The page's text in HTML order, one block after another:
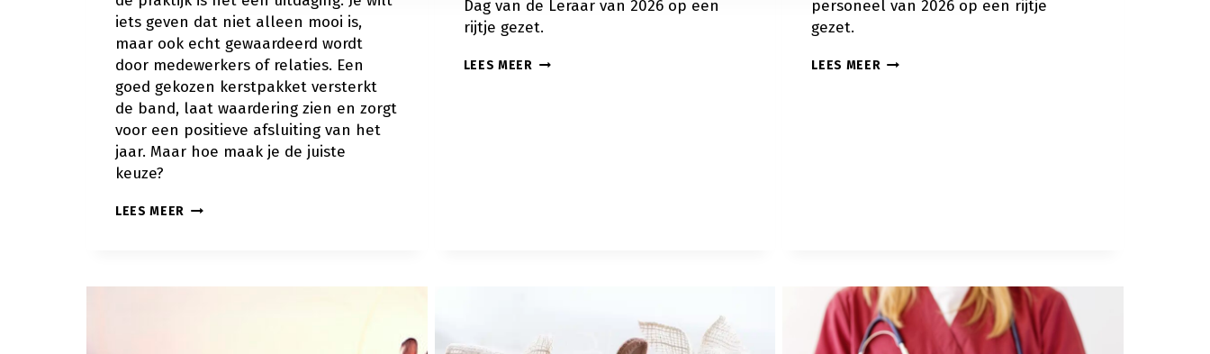
iets geven dat niet alleen mooi is,
maar ook echt gewaardeerd wordt
door medewerkers of relaties. Een
goed gekozen kerstpakket versterkt
de band, laat waardering zien en zorgt
voor een positieve afsluiting van het
jaar. Maar hoe maak je de juiste
keuze?
LEES MEER TIPS
Dag van de Leraar van 2026 op een
rijtje gezet.
LEES MEER DE
personeel van 2026 op een rijtje
gezet.
LEES MEER DE